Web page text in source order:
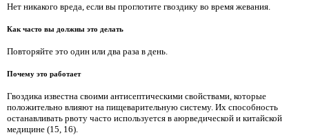
Нет никакого вреда, если вы проглотите гвоздику во время жевания.
Как часто вы должны это делать
Повторяйте это один или два раза в день.
Почему это работает
Гвоздика известна своими антисептическими свойствами, которые
положительно влияют на пищеварительную систему. Их способность
останавливать рвоту часто используется в аюрведической и китайской
медицине (15, 16).